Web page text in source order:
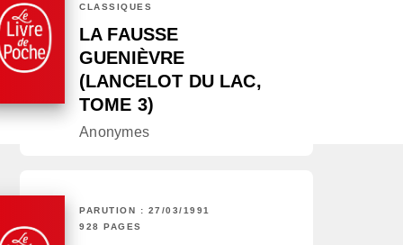
CLASSIQUES
LA FAUSSE
GUENIÈVRE
(LANCELOT DU LAC,
TOME 3)
Anonymes
PARUTION : 27/03/1991
928 PAGES